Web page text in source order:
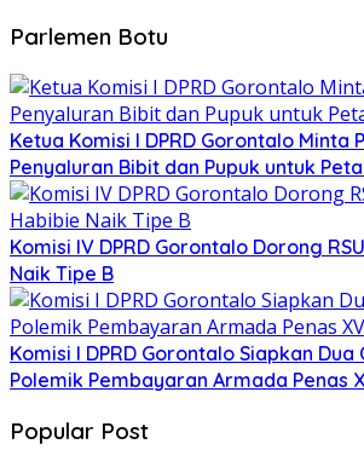
Parlemen Botu
Ketua Komisi I DPRD Gorontalo Minta
Penyaluran Bibit dan Pupuk untuk
Komisi IV DPRD Gorontalo Dorong
Naik Tipe B
Komisi I DPRD Gorontalo Siapkan Dua
Polemik Pembayaran Armada Penas
Popular Post